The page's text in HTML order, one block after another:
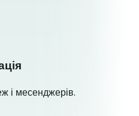
і месенджерів.